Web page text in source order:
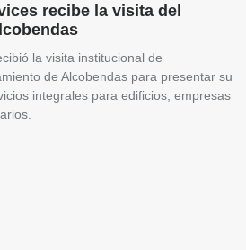
recibe la visita del
la visita institucional de
de Alcobendas para presentar su
integrales para edificios, empresas